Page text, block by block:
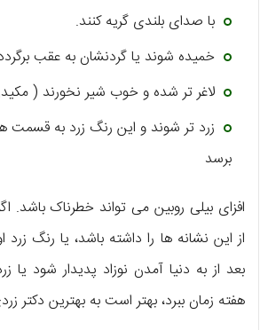
با صدای بلندی گریه کنند.
خمیده شوند یا گردنشان به عقب
لاغر تر شده و خوب شیر نخورند (
زرد تر شوند و این رنگ زرد به قسمت
برسد
افزای بیلی روبین می تواند خطرناک باشد.
هفته زمان ببرد، بهتر است به بهترین دکتر